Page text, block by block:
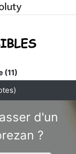
(11)
d'un
?